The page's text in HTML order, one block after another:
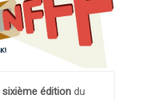
sixième éditiondu